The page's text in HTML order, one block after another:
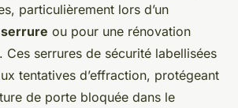
particulièrement lors d’un
ou pour une rénovation
Ces serrures de sécurité labellisées
tentatives d’effraction, protégeant
de porte bloquée dans le